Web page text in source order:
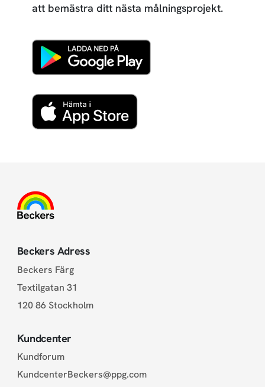
att bemästra ditt nästa målningsprojekt.
Beckers Adress
Beckers Färg
Textilgatan 31
120 86 Stockholm
Kundcenter
Kundforum
KundcenterBeckers@ppg.com